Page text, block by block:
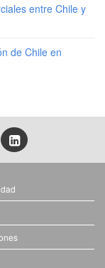
entre Chile y
de Chile en